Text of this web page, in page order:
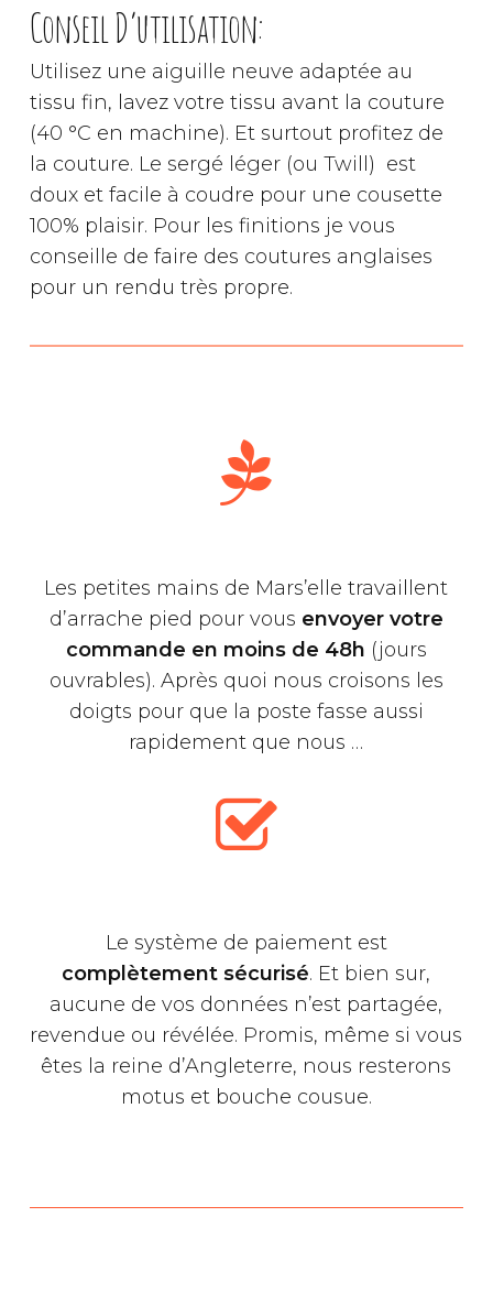
Conseil D’utilisation:
Utilisez une aiguille neuve adaptée au
tissu fin, lavez votre tissu avant la couture
(40 °C en machine). Et surtout profitez de
la couture. Le sergé léger (ou Twill) est
doux et facile à coudre pour une cousette
100% plaisir. Pour les finitions je vous
conseille de faire des coutures anglaises
pour un rendu très propre.
Les petites mains de Mars’elle travaillent
d’arrache pied pour vous envoyer votre
commande en moins de 48h (jours
ouvrables). Après quoi nous croisons les
doigts pour que la poste fasse aussi
rapidement que nous …
Le système de paiement est
complètement sécurisé. Et bien sur,
aucune de vos données n’est partagée,
revendue ou révélée. Promis, même si vous
êtes la reine d’Angleterre, nous resterons
motus et bouche cousue.